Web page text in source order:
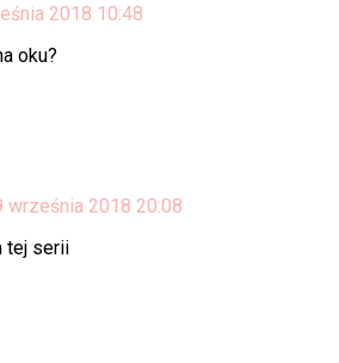
2018 10:48
oku?
września 2018 20:08
tej serii